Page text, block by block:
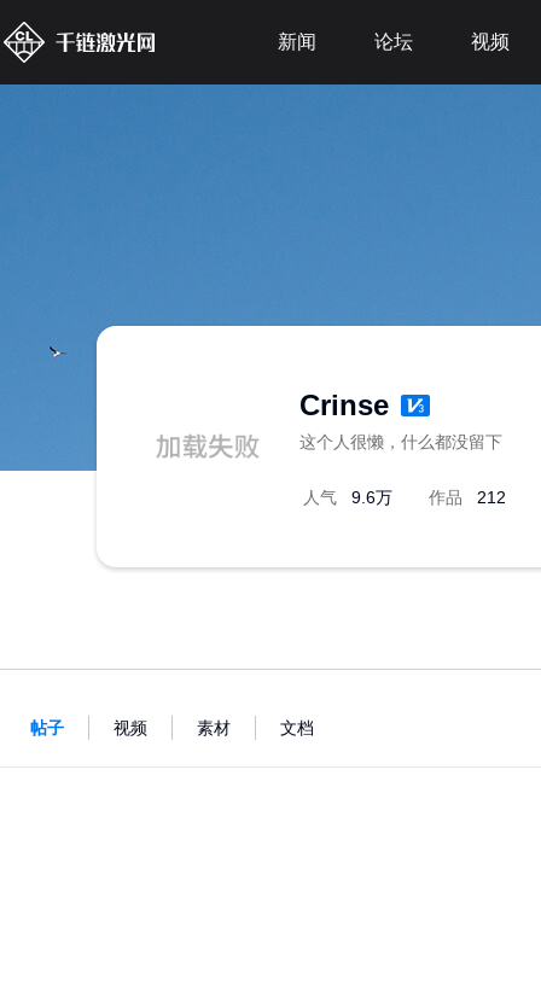
新闻 论坛 视频
Crinse
这个人很懒，什么都没留下
人气 9.6万 作品 212
帖子 视频 素材 文档